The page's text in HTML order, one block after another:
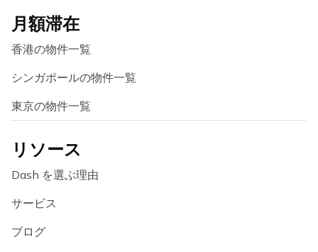
月額滞在
香港の物件一覧
シンガポールの物件一覧
東京の物件一覧
リソース
Dash を選ぶ理由
サービス
ブログ